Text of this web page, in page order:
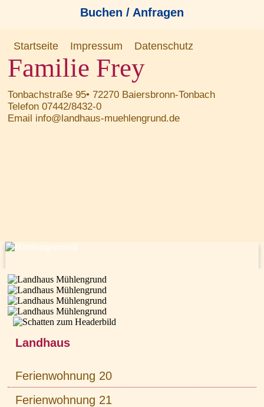
Buchen / Anfragen
Startseite Impressum Datenschutz
Familie Frey
Tonbachstraße 95• 72270 Baiersbronn-Tonbach
Telefon 07442/8432-0
Email info@landhaus-muehlengrund.de
Landhaus
Ferienwohnung 20
Ferienwohnung 21